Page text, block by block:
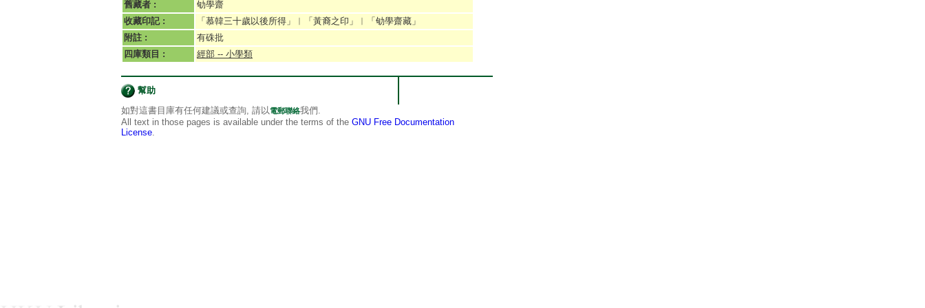
舊藏者 :
劬學齋
收藏印記 :
「慕韓三十歲以後所得」︱「黃裔之印」︱「劬學齋藏」
附註 :
有硃批
四庫類目 :
經部 -- 小學類
幫助
如對這書目庫有任何建議或查詢, 請以電郵聯絡我們.
All text in those pages is available under the terms of the GNU Free Documentation
License.